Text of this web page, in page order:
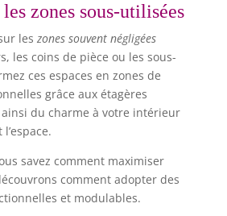
zones sous-utilisées
les zones souvent négligées
les coins de pièce ou les sous-
ces espaces en zones de
grâce aux étagères
du charme à votre intérieur
savez comment maximiser
comment adopter des
et modulables.